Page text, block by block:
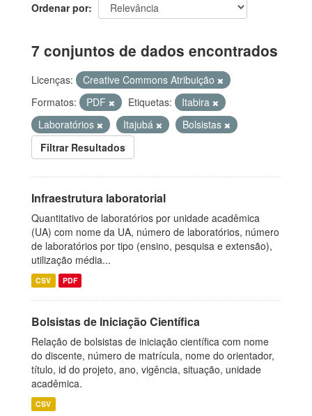
Ordenar por
7 conjuntos de dados encontrados
Licenças:
Creative Commons Atribuição
Formatos:
PDF Etiquetas:
Itabira
Laboratórios
Itajubá
Bolsistas
Filtrar Resultados
Infraestrutura laboratorial
Quantitativo de laboratórios por unidade acadêmica
(UA) com nome da UA, número de laboratórios, número
de laboratórios por tipo (ensino, pesquisa e extensão),
utilização média...
CSV PDF
Bolsistas de Iniciação Científica
Relação de bolsistas de iniciação científica com nome
do discente, número de matrícula, nome do orientador,
título, id do projeto, ano, vigência, situação, unidade
acadêmica.
CSV